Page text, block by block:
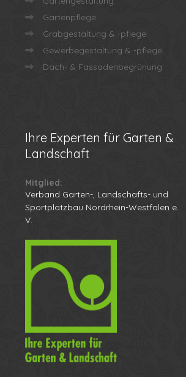
Gartenpflege
Grabgestaltung & -pflege
Gewerbegestaltung & -pflege
Dach- & Fassadenbegrünung
IhreExperten für Garten &
Landschaft
Mitglied:
Verband Garten-, Landschafts- und
Sportplatzbau Nordrhein-Westfalen e.
V.